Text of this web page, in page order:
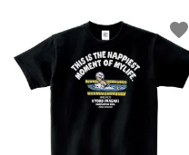
favorite